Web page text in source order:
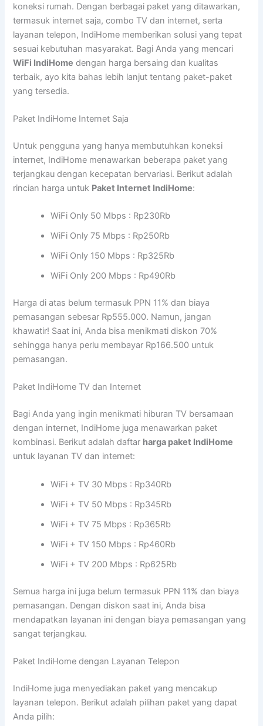
koneksi rumah. Dengan berbagai paket yang ditawarkan,
termasuk internet saja, combo TV dan internet, serta
layanan telepon, IndiHome memberikan solusi yang tepat
sesuai kebutuhan masyarakat. Bagi Anda yang mencari
WiFi IndiHome dengan harga bersaing dan kualitas
terbaik, ayo kita bahas lebih lanjut tentang paket-paket
yang tersedia.
Paket IndiHome Internet Saja
Untuk pengguna yang hanya membutuhkan koneksi
internet, IndiHome menawarkan beberapa paket yang
terjangkau dengan kecepatan bervariasi. Berikut adalah
rincian harga untuk Paket Internet IndiHome:
WiFi Only 50 Mbps : Rp230Rb
WiFi Only 75 Mbps : Rp250Rb
WiFi Only 150 Mbps : Rp325Rb
WiFi Only 200 Mbps : Rp490Rb
Harga di atas belum termasuk PPN 11% dan biaya
pemasangan sebesar Rp555.000. Namun, jangan
khawatir! Saat ini, Anda bisa menikmati diskon 70%
sehingga hanya perlu membayar Rp166.500 untuk
pemasangan.
Paket IndiHome TV dan Internet
Bagi Anda yang ingin menikmati hiburan TV bersamaan
dengan internet, IndiHome juga menawarkan paket
kombinasi. Berikut adalah daftar harga paket IndiHome
untuk layanan TV dan internet:
WiFi + TV 30 Mbps : Rp340Rb
WiFi + TV 50 Mbps : Rp345Rb
WiFi + TV 75 Mbps : Rp365Rb
WiFi + TV 150 Mbps : Rp460Rb
WiFi + TV 200 Mbps : Rp625Rb
Semua harga ini juga belum termasuk PPN 11% dan biaya
pemasangan. Dengan diskon saat ini, Anda bisa
mendapatkan layanan ini dengan biaya pemasangan yang
sangat terjangkau.
Paket IndiHome dengan Layanan Telepon
IndiHome juga menyediakan paket yang mencakup
layanan telepon. Berikut adalah pilihan paket yang dapat
Anda pilih: